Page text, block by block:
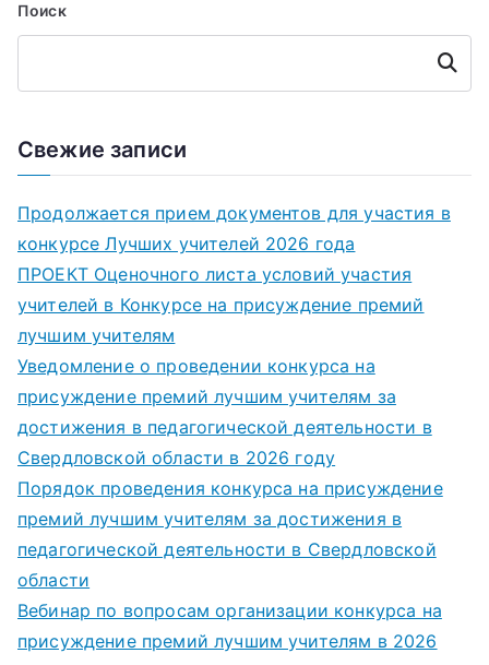
Поиск
Поиск
Свежие записи
Продолжается прием документов для участия в
конкурсе Лучших учителей 2026 года
ПРОЕКТ Оценочного листа условий участия
учителей в Конкурсе на присуждение премий
лучшим учителям
Уведомление о проведении конкурса на
присуждение премий лучшим учителям за
достижения в педагогической деятельности в
Свердловской области в 2026 году
Порядок проведения конкурса на присуждение
премий лучшим учителям за достижения в
педагогической деятельности в Свердловской
области
Вебинар по вопросам организации конкурса на
присуждение премий лучшим учителям в 2026